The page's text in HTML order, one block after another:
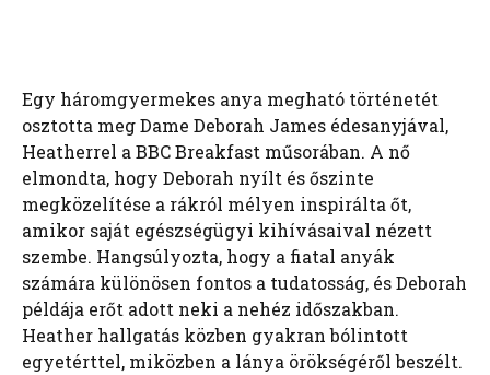
Egy háromgyermekes anya megható történetét
osztotta meg Dame Deborah James édesanyjával,
Heatherrel a BBC Breakfast műsorában. A nő
elmondta, hogy Deborah nyílt és őszinte
megközelítése a rákról mélyen inspirálta őt,
amikor saját egészségügyi kihívásaival nézett
szembe. Hangsúlyozta, hogy a fiatal anyák
számára különösen fontos a tudatosság, és Deborah
példája erőt adott neki a nehéz időszakban.
Heather hallgatás közben gyakran bólintott
egyetérttel, miközben a lánya örökségéről beszélt.